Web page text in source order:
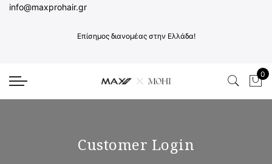
info@maxprohair.gr
Επίσημος διανομέας στην Ελλάδα!
Το
0
Customer Login